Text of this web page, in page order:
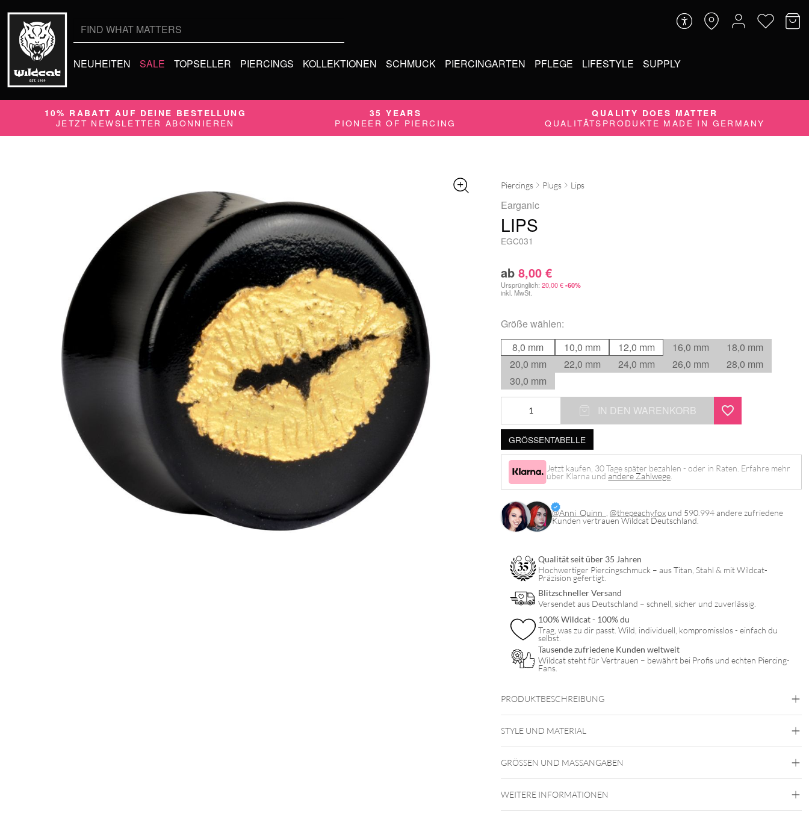
NEUHEITEN SALE TOPSELLER PIERCINGS KOLLEKTIONEN SCHMUCK PIERCINGARTEN PFLEGE LIFESTYLE SUPPLY
10% RABATT AUF DEINE BESTELLUNG
JETZT NEWSLETTER ABONNIEREN
35 YEARS
PIONEER OF PIERCING
QUALITY DOES MATTER
QUALITÄTSPRODUKTE MADE IN GERMANY
JETZT KAUFEN
SPÄTER BEZAHLEN
Piercings Plugs Lips
Earganic
LIPS
EGC031
ab 8,00 €
Ursprünglich: 20,00€ -60%
inkl. MwSt.
Größe wählen:
8,0 mm
10,0 mm 12,0 mm 16,0 mm
18,0 mm
20,0 mm
22,0 mm 24,0 mm 26,0 mm
28,0 mm
30,0 mm
IN DEN WARENKORB
GRÖSSENTABELLE
Jetzt kaufen, 30 Tage später bezahlen - oder in Raten. Erfahre mehr
über Klarna undandere Zahlwege
@Anni_Quinn_ @thepeachyfox und 590.994 andere zufriedene
Kunden vertrauen Wildcat Deutschland.
Qualität seit über 35 Jahren
Hochwertiger Piercingschmuck – aus Titan, Stahl & mit Wildcat-
Präzision gefertigt.
Blitzschneller Versand
Versendet aus Deutschland – schnell, sicher und zuverlässig.
100% Wildcat - 100% du
Trag, was zu dir passt. Wild, individuell, kompromisslos - einfach du
selbst.
Tausende zufriedene Kunden weltweit
Wildcat steht für Vertrauen – bewährt bei Profis und echten Piercing-
Fans.
PRODUKTBESCHREIBUNG
STYLE UND MATERIAL
Horn
GRÖSSEN UND MASSANGABEN
WEITERE INFORMATIONEN